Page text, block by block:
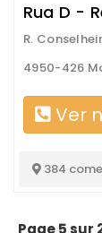
Rua D -
R.
4950-426
Ver
384
Page 5 sur